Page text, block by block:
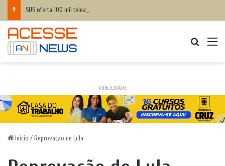
PUBLICIDADE
Início / Reprovação de Lula